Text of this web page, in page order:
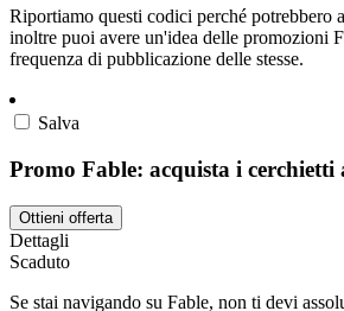
Riportiamo questi codici perché potrebbero
inoltre puoi avere un'idea delle promozioni
frequenza di pubblicazione delle stesse.
Salva
Promo Fable: acquista i cerchietti
Ottieni offerta
Dettagli
Scaduto
Se stai navigando su Fable, non ti devi